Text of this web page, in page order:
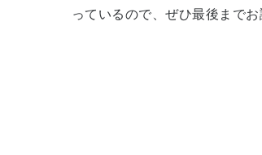
っているので、ぜひ最後までお